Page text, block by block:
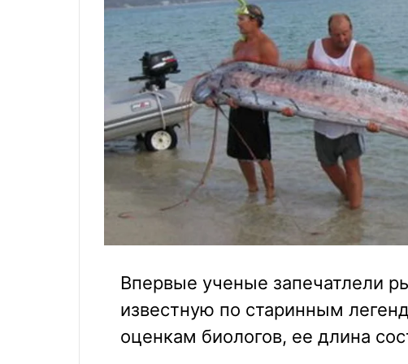
Впервые ученые запечатлели
известную по старинным
оценкам биологов, ее длина